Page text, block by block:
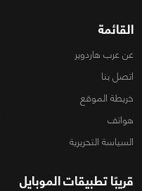
القائمة
عن عرب هاردوير
اتصل بنا
خريطة الموقع
هواتف
السياسة التحريرية
قريبًا تطبيقات الموبايل